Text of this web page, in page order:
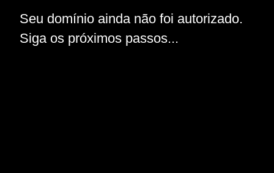
Seu domínio ainda não foi autorizado.
Siga os próximos passos...